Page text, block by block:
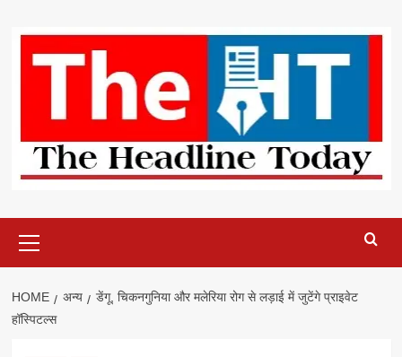
content
Menu
HOME अन्य
डेंगू, चिकनगुनिया और मलेरिया रोग से लड़ाई में जुटेंगे प्राइवेट
हॉस्पिटल्स